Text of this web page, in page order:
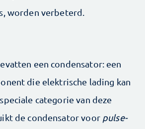
worden verbeterd.
een condensator: een
die elektrische lading kan
categorie van deze
de condensator voor pulse-